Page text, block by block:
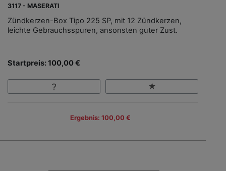
3117 - MASERATI
Zündkerzen-Box Tipo 225 SP, mit 12 Zündkerzen,
leichte Gebrauchsspuren, ansonsten guter Zust.
Startpreis: 100,00 €
Ergebnis: 100,00 €